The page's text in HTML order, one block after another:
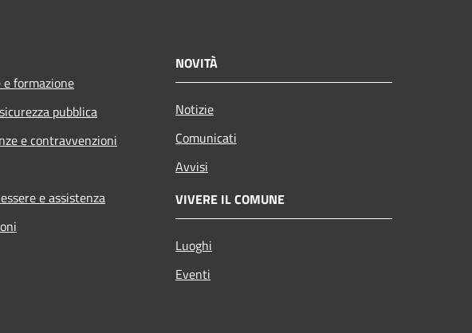
e formazione
pubblica
e contravvenzioni
e assistenza
NOVITÀ
Notizie
Comunicati
Avvisi
VIVERE IL COMUNE
Luoghi
Eventi